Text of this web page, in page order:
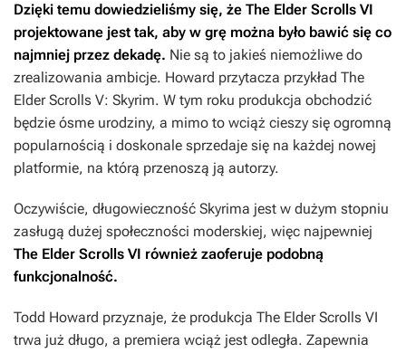
Dzięki temu dowiedzieliśmy się, że The Elder Scrolls VI
projektowane jest tak, aby w grę można było bawić się co
najmniej przez dekadę. Nie są to jakieś niemożliwe do
zrealizowania ambicje. Howard przytacza przykład The
Elder Scrolls V: Skyrim. W tym roku produkcja obchodzić
będzie ósme urodziny, a mimo to wciąż cieszy się ogromną
popularnością i doskonale sprzedaje się na każdej nowej
platformie, na którą przenoszą ją autorzy.
Oczywiście, długowieczność Skyrima jest w dużym stopniu
zasługą dużej społeczności moderskiej, więc najpewniej
The Elder Scrolls VI również zaoferuje podobną
funkcjonalność.
Todd Howard przyznaje, że produkcja The Elder Scrolls VI
trwa już długo, a premiera wciąż jest odległa. Zapewnia